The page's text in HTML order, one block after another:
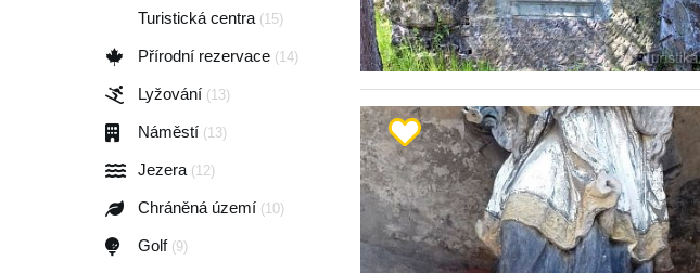
Turistická centra (15)
Přírodní rezervace (14)
Lyžování (13)
Náměstí (13)
Jezera (12)
Chráněná území (10)
Golf (9)